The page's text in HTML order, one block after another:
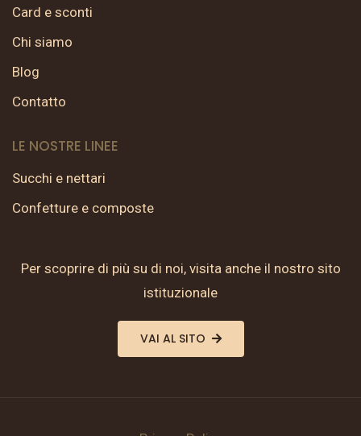
Card e sconti
Chi siamo
Blog
Contatto
LE NOSTRE LINEE
Succhi e nettari
Confetture e composte
Per scoprire di più su di noi, visita anche il nostro sito
istituzionale
VAI AL SITO